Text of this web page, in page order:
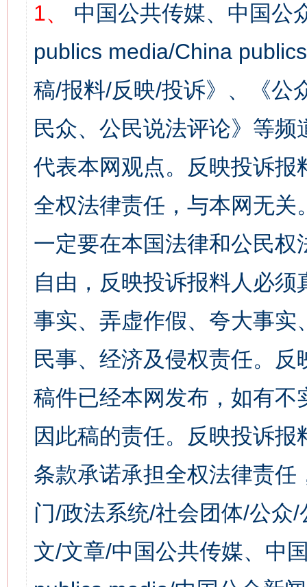
1、
中国公共传媒、中国公
publics media/China
稿/报料/反映/投诉》、《公
民众、公民说法评论》等
代表本网观点。反映投诉
全权法律责任，与本网无
一定要在本国法律和公民
自由，反映投诉报料人必
事实、弄虚作假、夸大事
民事、经济及侵权责任。
稿件已经本网发布，如有
因此稿的责任。反映投诉
条款承诺承担全权法律责
门/政法系统/社会团体/公众
文/文章/中国公共传媒、中